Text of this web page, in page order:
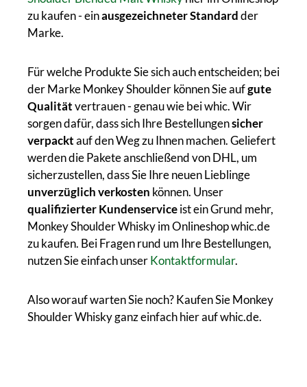
zu kaufen - einausgezeichneter Standardder
Marke.
Für welche Produkte Sie sich auch entscheiden; bei
der Marke Monkey Shoulder können Sie aufgute
Qualitätvertrauen - genau wie bei whic. Wir
sorgen dafür, dass sich Ihre Bestellungensicher
verpacktauf den Weg zu Ihnen machen. Geliefert
werden die Pakete anschließend von DHL, um
sicherzustellen, dass Sie Ihre neuen Lieblinge
unverzüglich verkosten können. Unser
qualifizierter Kundenserviceist ein Grund mehr,
Monkey Shoulder Whisky im Onlineshop whic.de
zu kaufen. Bei Fragen rund um Ihre Bestellungen,
nutzen Sie einfach unserKontaktformular.
Also worauf warten Sie noch? Kaufen Sie Monkey
Shoulder Whisky ganz einfach hier auf whic.de.